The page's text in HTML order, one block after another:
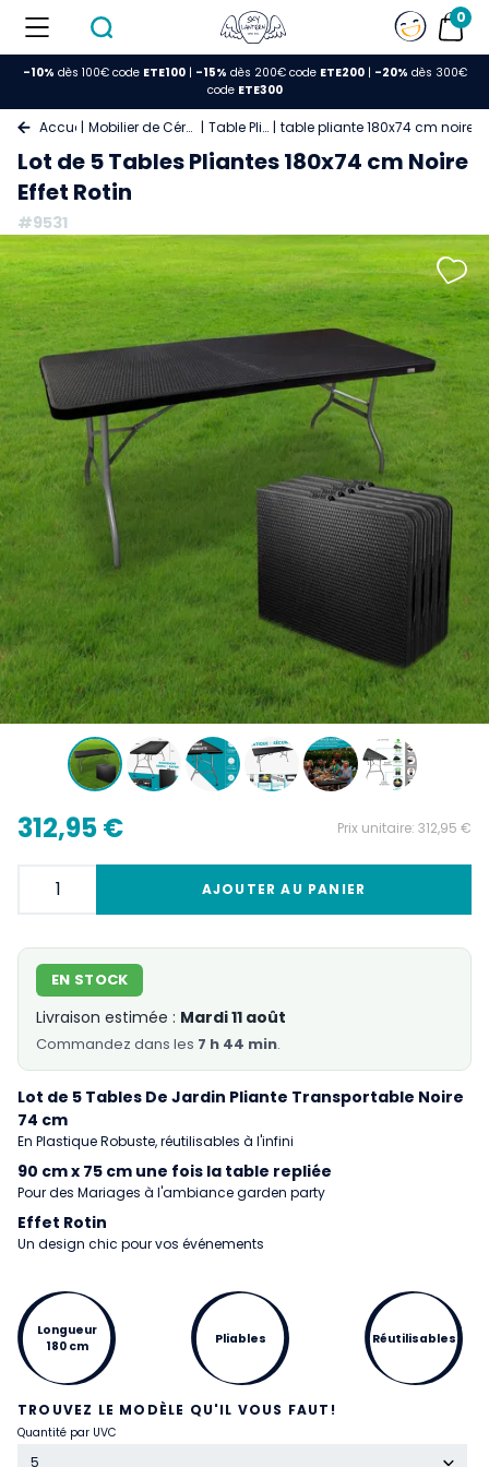
0
-10% dès 100€ code ETE100| -15% dès 200€ code ETE200| -20% dès 300€
code ETE300
Accueil Mobilier de Cérémonie Table Pliante table pliante 180x74 cm noire
Lot de 5 Tables Pliantes 180x74 cm Noire
Effet Rotin
#9531
312,95 € Prix unitaire: 312,95 €
AJOUTER AU PANIER
Lot de 5 Tables De Jardin Pliante Transportable Noire
74 cm
En Plastique Robuste, réutilisables à l'infini
90 cm x 75 cm une fois la table repliée
Pour des Mariages à l'ambiance garden party
Effet Rotin
Un design chic pour vos événements
TROUVEZ LE MODÈLE QU'IL VOUS FAUT!
Quantité par UVC
5
EN STOCK
Livraison estimée : Mardi 11 août
Commandez dans les 7 h 44 min.
Longueur
180 cm
Pliables Réutilisables